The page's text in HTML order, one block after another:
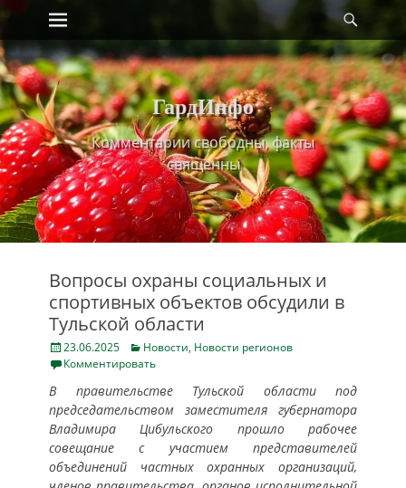
Skip
content
Primary Menu
ГардИнфо
Комментарии свободны, факты
священны
Вопросы охраны социальных и
спортивных объектов обсудили в
Тульской области
Posted
on
23.06.2025 Categories
Новости, Новости регионов
Комментировать
В правительстве Тульской области под
председательством заместителя губернатора
Владимира Цибульского прошло рабочее
совещание с участием представителей
объединений частных охранных организаций,